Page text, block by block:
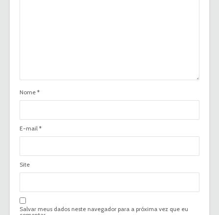
Nome *
E-mail *
Site
Salvar meus dados neste navegador para a próxima vez que eu